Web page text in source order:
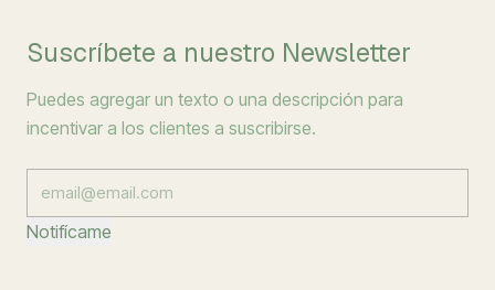
Suscríbete a nuestro Newsletter
Puedes agregar un texto o una descripción para
incentivar a los clientes a suscribirse.
Notifícame